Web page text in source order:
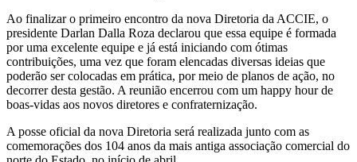
Ao finalizar o primeiro encontro da nova Diretoria da ACCIE, o
presidente Darlan Dalla Roza declarou que essa equipe é formada
por uma excelente equipe e já está iniciando com ótimas
contribuições, uma vez que foram elencadas diversas ideias que
poderão ser colocadas em prática, por meio de planos de ação, no
decorrer desta gestão. A reunião encerrou com um happy hour de
boas-vidas aos novos diretores e confraternização.
A posse oficial da nova Diretoria será realizada junto com as
comemorações dos 104 anos da mais antiga associação comercial do